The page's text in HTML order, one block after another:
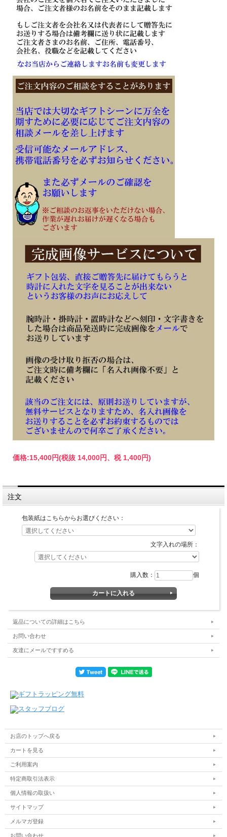
価格:15,400円(税抜 14,000円、税 1,400円)
注文
包装紙はこちらからお選びください：
文字入れの場所：
購入数： 個
返品についての詳細はこちら
お問い合わせ
友達にメールですすめる
お店のトップへ戻る
カートを見る
ご利用案内
特定商取引法表示
個人情報の取扱い
サイトマップ
メルマガ登録
お問い合わせ